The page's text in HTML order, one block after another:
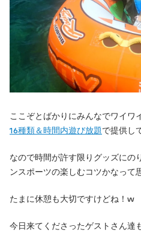
ここぞとばかりにみんなでワイワ
16種類＆時間内遊び放題で提供し
なので時間が許す限りグッズにの
ンスポーツの楽しむコツかなって
たまに休憩も大切ですけどね！w
今日来てくださったゲストさん達